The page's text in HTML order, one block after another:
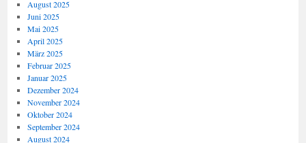
August 2025
Juni 2025
Mai 2025
April 2025
März 2025
Februar 2025
Januar 2025
Dezember 2024
November 2024
Oktober 2024
September 2024
August 2024